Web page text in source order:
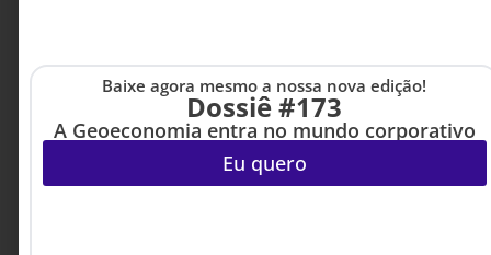
Baixe agora mesmo a nossa nova edição!
Dossiê #173
A Geoeconomia entra no mundo corporativo
Eu quero